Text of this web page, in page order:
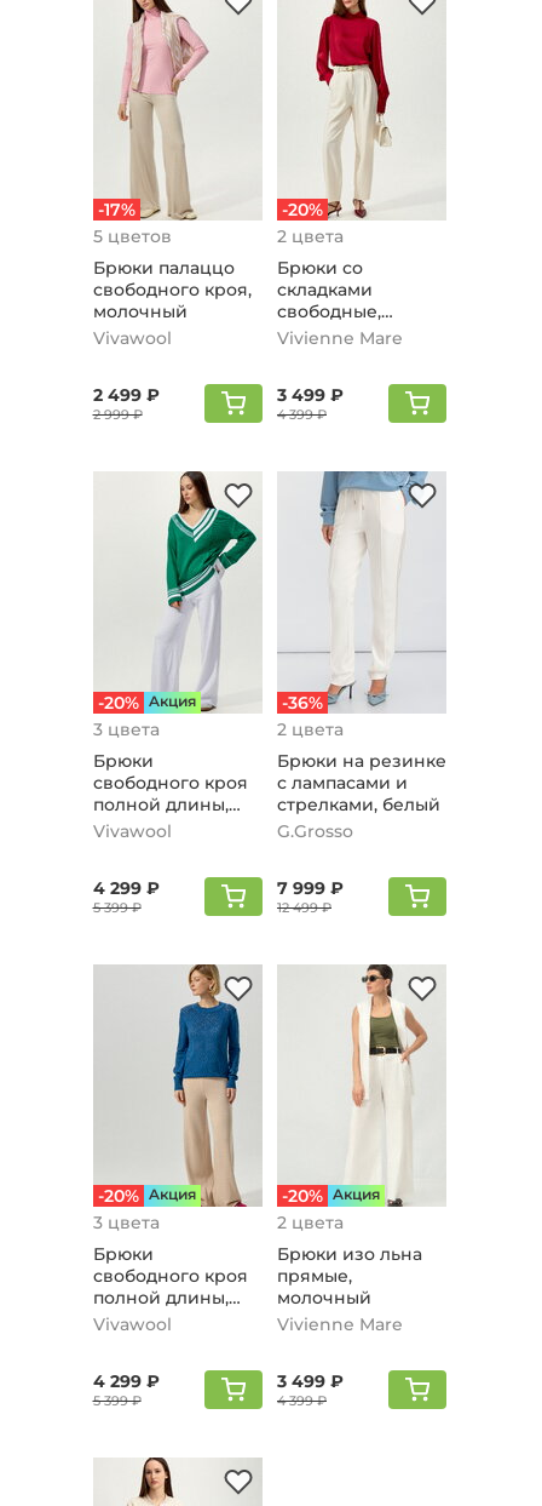
-17%
5 цветов
Брюки палаццо
свободного кроя,
молочный
Vivawool
2 499 ₽
2 999 ₽
-20%
2 цвета
Брюки со
складками
свободные,
молочный
Vivienne Mare
3 499 ₽
4 399 ₽
-20% Aкция
3 цвета
Брюки
свободного кроя
полной длины,
белый
Vivawool
4 299 ₽
5 399 ₽
-36%
2 цвета
Брюки на резинке
с лампасами и
стрелками, белый
G.Grosso
7 999 ₽
12 499 ₽
-20% Aкция
3 цвета
Брюки
свободного кроя
полной длины,
жемчужный
Vivawool
4 299 ₽
5 399 ₽
-20% Aкция
2 цвета
Брюки изо льна
прямые,
молочный
Vivienne Mare
3 499 ₽
4 399 ₽